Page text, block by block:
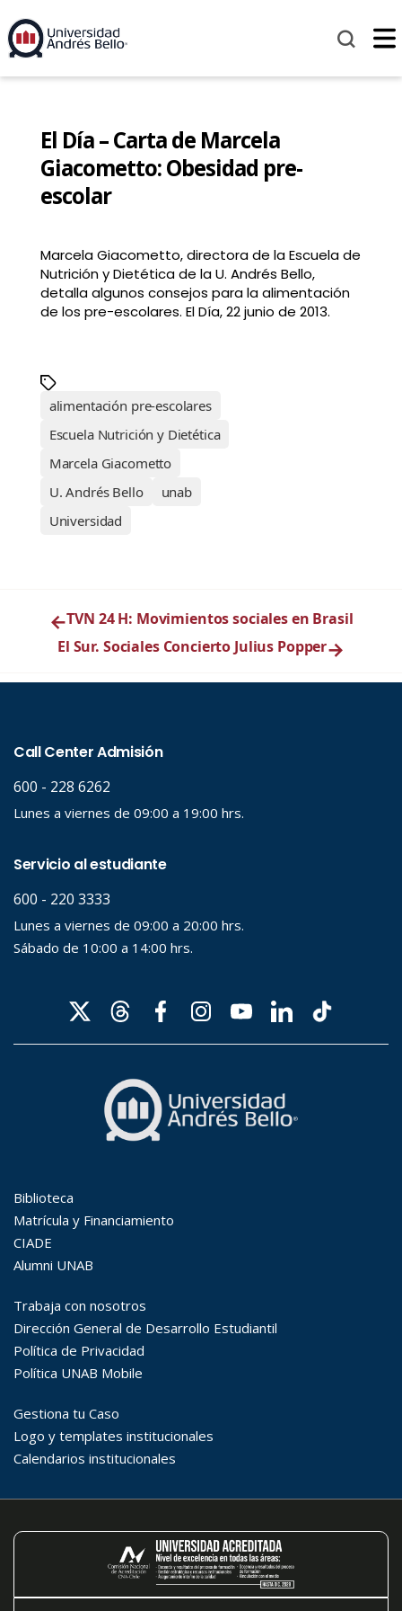
El Día – Carta de Marcela
Giacometto: Obesidad pre-
escolar
Marcela Giacometto, directora de la Escuela de
Nutrición y Dietética de la U. Andrés Bello,
detalla algunos consejos para la alimentación
de los pre-escolares. El Día, 22 junio de 2013.
alimentación pre-escolares
Escuela Nutrición y Dietética
Marcela Giacometto
U. Andrés Bello
unab
Universidad
←TVN 24 H: Movimientos sociales en Brasil
El Sur. Sociales Concierto Julius Popper→